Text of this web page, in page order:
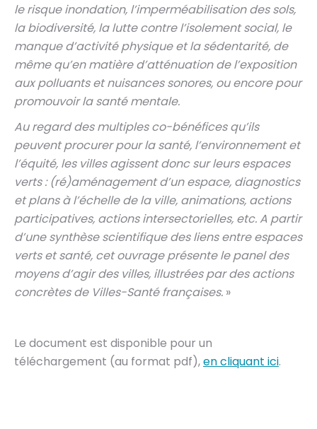
le risque inondation, l’imperméabilisation des sols,
la biodiversité, la lutte contre l’isolement social, le
manque d’activité physique et la sédentarité, de
même qu’en matière d’atténuation de l’exposition
aux polluants et nuisances sonores, ou encore pour
promouvoir la santé mentale.
Au regard des multiples co-bénéfices qu’ils
peuvent procurer pour la santé, l’environnement et
l’équité, les villes agissent donc sur leurs espaces
verts : (ré)aménagement d’un espace, diagnostics
et plans à l’échelle de la ville, animations, actions
participatives, actions intersectorielles, etc. A partir
d’une synthèse scientifique des liens entre espaces
verts et santé, cet ouvrage présente le panel des
moyens d’agir des villes, illustrées par des actions
concrètes de Villes-Santé françaises. »
Le document est disponible pour un
téléchargement (au format pdf),en cliquant ici.